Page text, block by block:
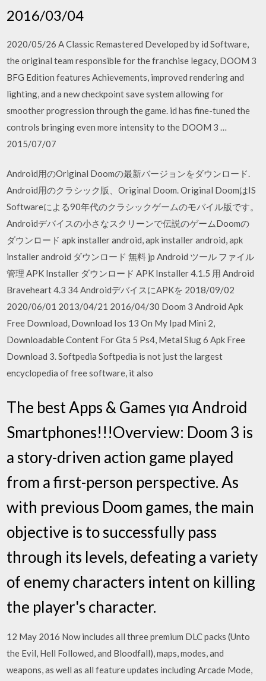
2016/03/04
2020/05/26 A Classic Remastered Developed by id Software,
the original team responsible for the franchise legacy, DOOM 3
BFG Edition features Achievements, improved rendering and
lighting, and a new checkpoint save system allowing for
smoother progression through the game. id has fine-tuned the
controls bringing even more intensity to the DOOM 3 …
2015/07/07
Android用のOriginal Doomの最新バージョンをダウンロード.
Android用のクラシック版、Original Doom. Original DoomはIS
Softwareによる90年代のクラシックゲームのモバイル版です。
Androidデバイスの小さなスクリーンで伝説のゲームDoomの
ダウンロード apk installer android, apk installer android, apk
installer android ダウンロード 無料 jp Android ツール ファイル
管理 APK Installer ダウンロード APK Installer 4.1.5 用 Android
Braveheart 4.3 34 AndroidデバイスにAPKを 2018/09/02
2020/06/01 2013/04/21 2016/04/30 Doom 3 Android Apk
Free Download, Download Ios 13 On My Ipad Mini 2,
Downloadable Content For Gta 5 Ps4, Metal Slug 6 Apk Free
Download 3. Softpedia Softpedia is not just the largest
encyclopedia of free software, it also
The best Apps & Games για Android
Smartphones!!!Overview: Doom 3 is
a story-driven action game played
from a first-person perspective. As
with previous Doom games, the main
objective is to successfully pass
through its levels, defeating a variety
of enemy characters intent on killing
the player's character.
12 May 2016 Now includes all three premium DLC packs (Unto
the Evil, Hell Followed, and Bloodfall), maps, modes, and
weapons, as well as all feature updates including Arcade Mode,